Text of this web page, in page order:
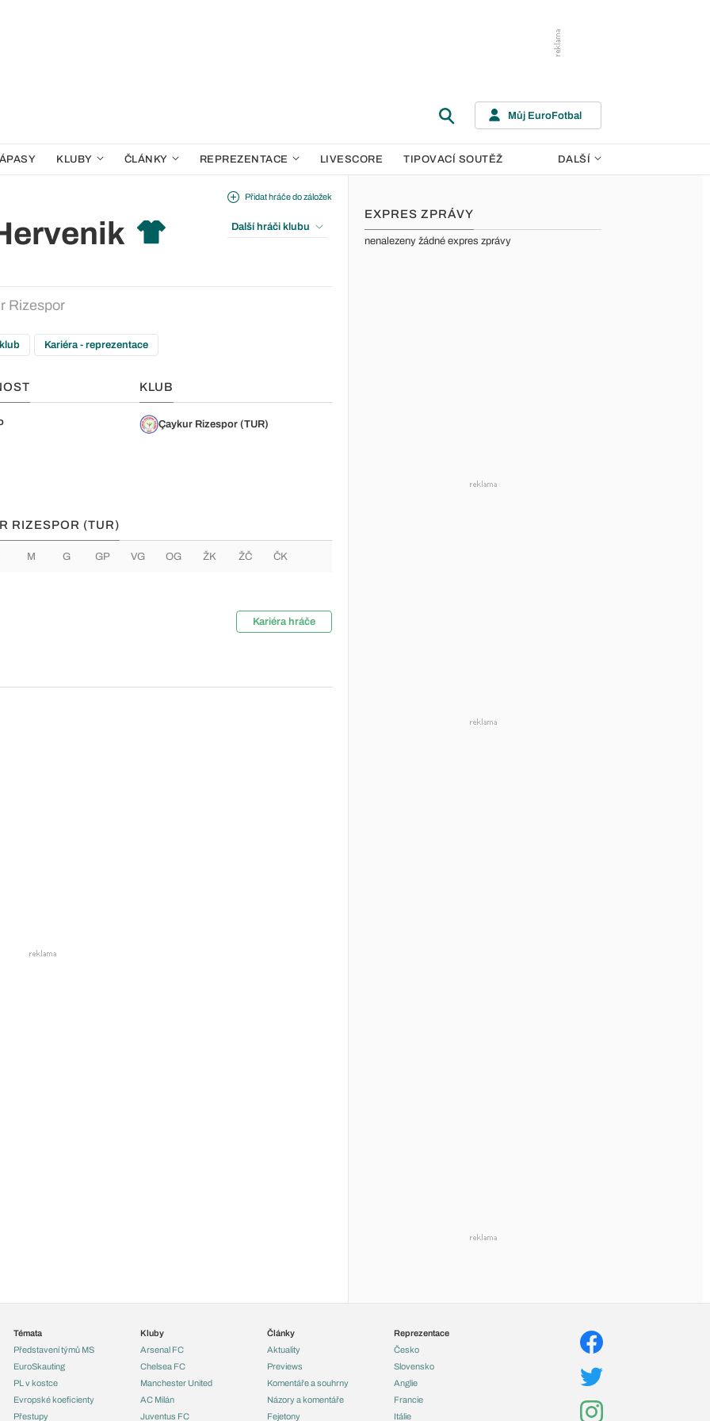
Můj EuroFotbal
KLUBY ČLÁNKY REPREZENTACE LIVESCORE TIPOVACÍ SOUTĚŽ DALŠÍ
Rizespor
Přidat hráče do záložek
Další hráči klubu
Kariéra - reprezentace
KLUB
Çaykur Rizespor (TUR)
RIZESPOR (TUR)
M G GP VG OG ŽK ŽČ ČK
Kariéra hráče
EXPRES ZPRÁVY
nenalezeny žádné expres zprávy
Témata
Představení týmů MS
EuroSkauting
PL v kostce
Evropské koeficienty
Přestupy
Kluby
Arsenal FC
Chelsea FC
Manchester United
AC Milán
Juventus FC
Články
Aktuality
Previews
Komentáře a souhrny
Názory a komentáře
Fejetony
Reprezentace
Česko
Slovensko
Anglie
Francie
Itálie